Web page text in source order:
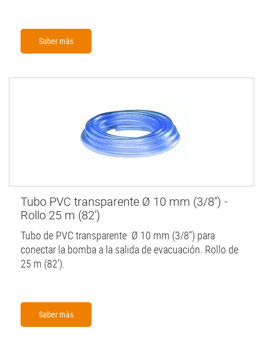
Saber màs
Tubo PVC transparente Ø 10 mm (3/8'') -
Rollo 25 m (82')
Tubo de PVC transparente Ø 10 mm (3/8'') para
conectar la bomba a la salida de evacuación. Rollo de
25 m (82').
Saber màs